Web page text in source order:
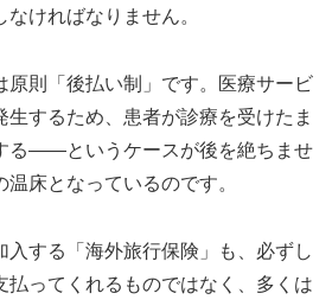
ければなりません。
原則「後払い制」です。医療サービ
生するため、患者が診療を受けたま
る――というケースが後を絶ちませ
床となっているのです。
入する「海外旅行保険」も、必ずし
払ってくれるものではなく、多くは